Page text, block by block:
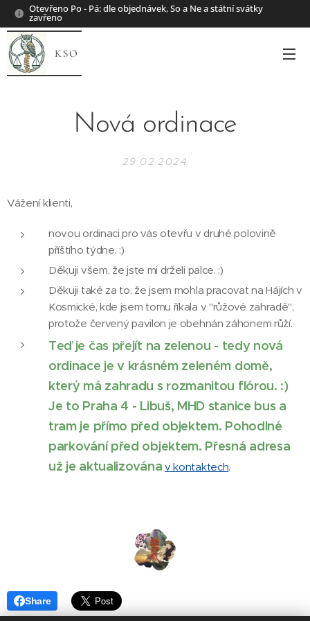
Otevřeno Po - Pá: dle objednávek, So a Ne a státní svátky
zavřeno
KSO
Nová ordinace
29.02.2024
Vážení klienti,
novou ordinaci pro vás otevřu v druhé polovině
příštího týdne. :)
Děkuji všem, že jste mi drželi palce. :)
Děkuji také za to, že jsem mohla pracovat na Hájích v
Kosmické, kde jsem tomu říkala v "růžové zahradě",
protože červený pavilon je obehnán záhonem růží.
Teď je čas přejít na zelenou - tedy nová
ordinace je v krásném zeleném domě,
který má zahradu s rozmanitou flórou. :)
Je to Praha 4 - Libuš, MHD stanice bus a
tram je přímo před objektem. Pohodlné
parkování před objektem. Přesná adresa
už je aktualizována v kontaktech.
Share